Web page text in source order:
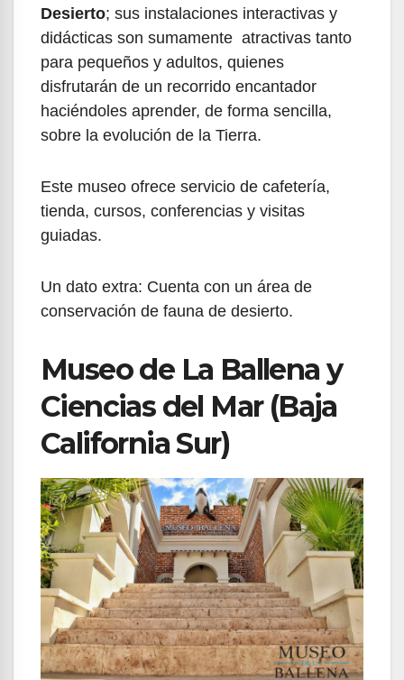
Desierto; sus instalaciones interactivas y
didácticas son sumamente atractivas tanto
para pequeños y adultos, quienes
disfrutarán de un recorrido encantador
haciéndoles aprender, de forma sencilla,
sobre la evolución de la Tierra.
Este museo ofrece servicio de cafetería,
tienda, cursos, conferencias y visitas
guiadas.
Un dato extra: Cuenta con un área de
conservación de fauna de desierto.
Museo de La Ballena y
Ciencias del Mar (Baja
California Sur)